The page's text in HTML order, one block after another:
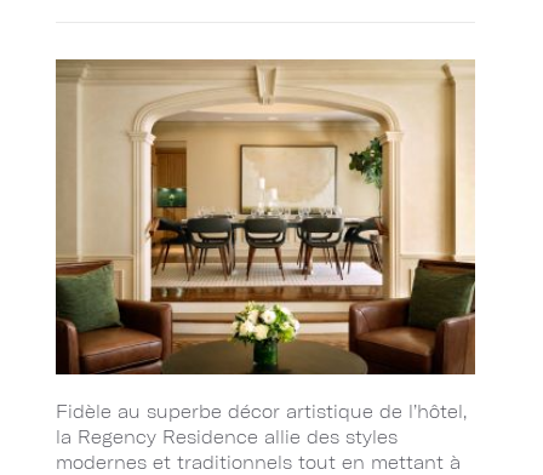
Fidèle au superbe décor artistique de l’hôtel,
la Regency Residence allie des styles
modernes et traditionnels tout en mettant à